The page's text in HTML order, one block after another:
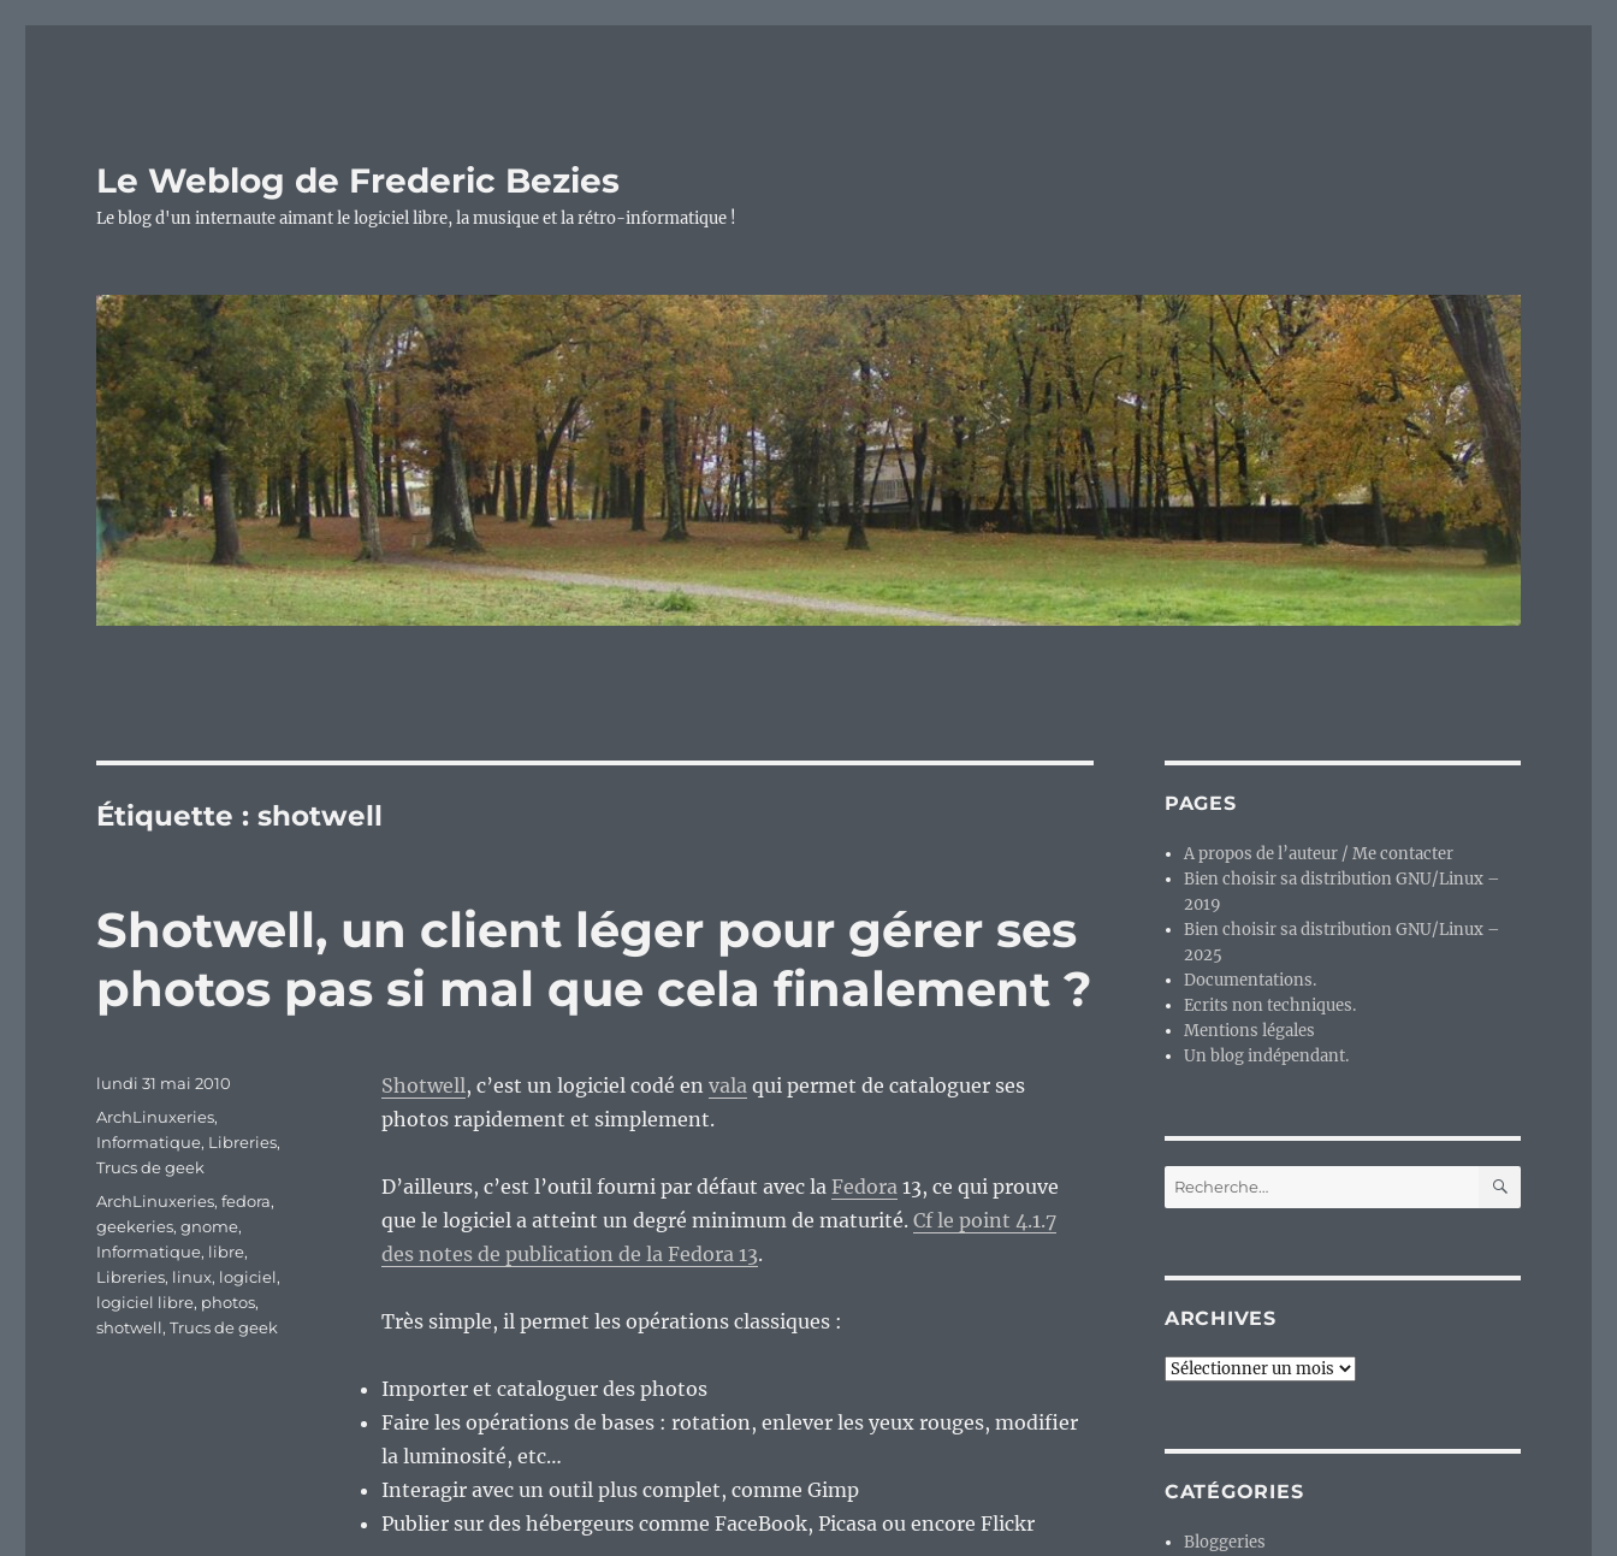
Le Weblog de Frederic Bezies
Le blog d'un internaute aimant le logiciel libre, la musique et la rétro-informatique !
Étiquette :shotwell
Shotwell, un client léger pour gérer ses
photos pas si mal que cela finalement ?
Shotwell, c’est un logiciel codé en valaqui permet de cataloguer ses
photos rapidement et simplement.
D’ailleurs, c’est l’outil fourni par défaut avec la Fedora13, ce qui prouve
que le logiciel a atteint un degré minimum de maturité. Cf le point 4.1.7
des notes de publication de la Fedora 13.
Très simple, il permet les opérations classiques :
Importer et cataloguer des photos
Faire les opérations de bases : rotation, enlever les yeux rouges, modifier
la luminosité, etc…
Interagir avec un outil plus complet, comme Gimp
Publier sur des hébergeurs comme FaceBook, Picasa ou encore Flickr
Publié
lundi 31 mai 2010
Catégories
ArchLinuxeries,
Informatique, Libreries,
Trucs de geek
Étiquettes
ArchLinuxeries,fedora,
geekeries,gnome,
Informatique, libre,
Libreries, linux, logiciel,
logiciel libre, photos,
shotwell,Trucs de geek
PAGES
A propos de l’auteur / Me contacter
Bien choisir sa distribution GNU/Linux –
2019
Bien choisir sa distribution GNU/Linux –
2025
Documentations.
Ecrits non techniques.
Mentions légales
Un blog indépendant.
Recherche
pour :
ARCHIVES
Archives
CATÉGORIES
Bloggeries